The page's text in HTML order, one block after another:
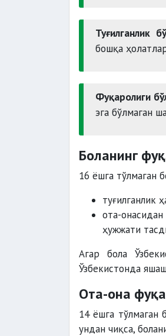
Туғилганлик
бошқа
Фуқаролиги
эга бўлмаган
Боланинг
16 ёшга тўлмаган
туғилганлик
ота-
ҳужжати
Агар бола
Ўзбекистонда
Ота-она
14 ёшга тўлмаган
ундан чиқса,